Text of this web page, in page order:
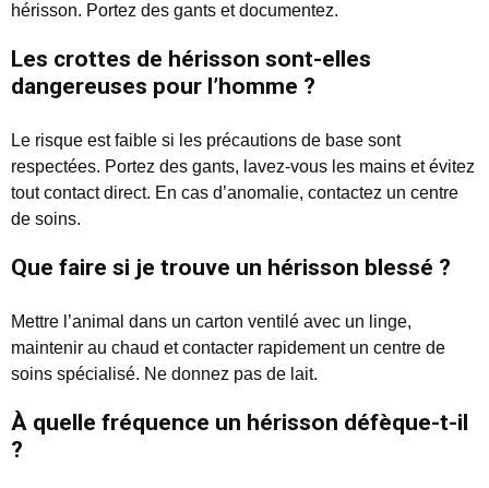
hérisson. Portez des gants et documentez.
Les crottes de hérisson sont-elles
dangereuses pour l’homme ?
Le risque est faible si les précautions de base sont
respectées. Portez des gants, lavez-vous les mains et évitez
tout contact direct. En cas d’anomalie, contactez un centre
de soins.
Que faire si je trouve un hérisson blessé ?
Mettre l’animal dans un carton ventilé avec un linge,
maintenir au chaud et contacter rapidement un centre de
soins spécialisé. Ne donnez pas de lait.
À quelle fréquence un hérisson défèque-t-il
?